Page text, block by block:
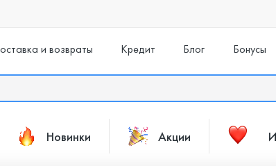
и возвраты Кредит Блог Бонусы
Новинки Акции